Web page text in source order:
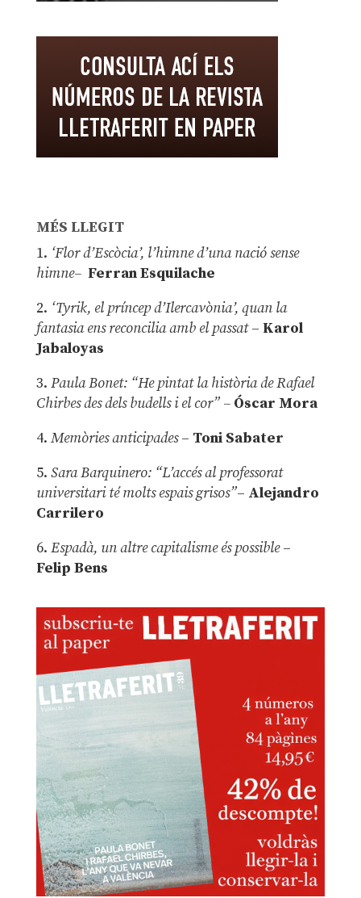
MÉS LLEGIT
1. ‘Flor d’Escòcia’, l’himne d’una nació sense
himne– Ferran Esquilache
2. ‘Tyrik, el príncep d’Ilercavònia’, quan la
fantasia ens reconcilia amb el passat– Karol
Jabaloyas
3. Paula Bonet: “He pintat la història de Rafael
Chirbes des dels budells i el cor” –Óscar Mora
4. Memòries anticipades– Toni Sabater
5. Sara Barquinero: “L’accés al professorat
universitari té molts espais grisos”– Alejandro
Carrilero
6. Espadà, un altre capitalisme és possible –
Felip Bens